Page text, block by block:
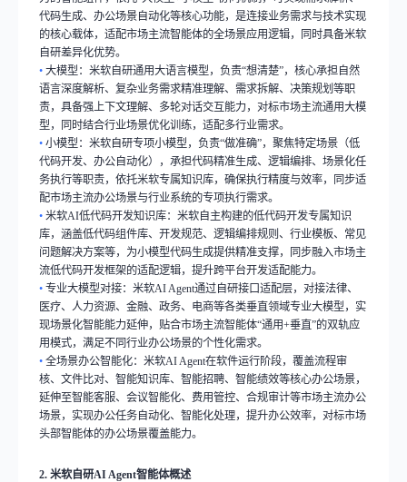
代码生成、办公场景自动化等核心功能，是连接业务需求与技术实现
的核心载体，适配市场主流智能体的全场景应用逻辑，同时具备米软
自研差异化优势。
• 大模型：米软自研通用大语言模型，负责“想清楚”，核心承担自然
语言深度解析、复杂业务需求精准理解、需求拆解、决策规划等职
责，具备强上下文理解、多轮对话交互能力，对标市场主流通用大模
型，同时结合行业场景优化训练，适配多行业需求。
• 小模型：米软自研专项小模型，负责“做准确”，聚焦特定场景（低
代码开发、办公自动化），承担代码精准生成、逻辑编排、场景化任
务执行等职责，依托米软专属知识库，确保执行精度与效率，同步适
配市场主流办公场景与行业系统的专项执行需求。
• 米软AI低代码开发知识库：米软自主构建的低代码开发专属知识
库，涵盖低代码组件库、开发规范、逻辑编排规则、行业模板、常见
问题解决方案等，为小模型代码生成提供精准支撑，同步融入市场主
流低代码开发框架的适配逻辑，提升跨平台开发适配能力。
• 专业大模型对接：米软AI Agent通过自研接口适配层，对接法律、
医疗、人力资源、金融、政务、电商等各类垂直领域专业大模型，实
现场景化智能能力延伸，贴合市场主流智能体“通用+垂直”的双轨应
用模式，满足不同行业办公场景的个性化需求。
• 全场景办公智能化：米软AI Agent在软件运行阶段，覆盖流程审
核、文件比对、智能知识库、智能招聘、智能绩效等核心办公场景，
延伸至智能客服、会议智能化、费用管控、合规审计等市场主流办公
场景，实现办公任务自动化、智能化处理，提升办公效率，对标市场
头部智能体的办公场景覆盖能力。
2.米软自研AI Agent智能体概述